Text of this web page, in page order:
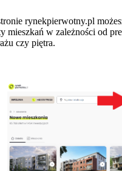
rynekpierwotny.pl
mieszkań w zależności od
czy piętra.